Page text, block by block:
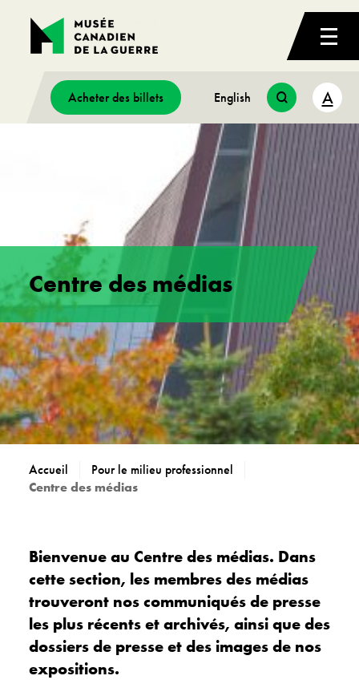
Acheter des billets English A
Centre des médias
Accueil
Pour le milieu professionnel
Centre des médias
Bienvenue au Centre des médias. Dans
cette section, les membres des médias
trouveront nos communiqués de presse
les plus récents et archivés, ainsi que des
dossiers de presse et des images de nos
expositions.